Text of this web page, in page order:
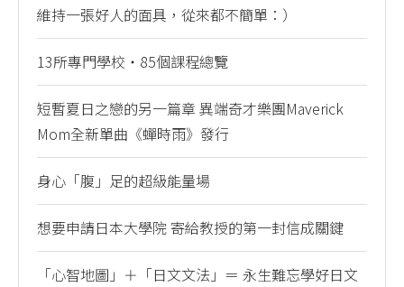
維持一張好人的面具，從來都不簡單：）
13所專門學校・85個課程總覽
短暫夏日之戀的另一篇章 異端奇才樂團Maverick
Mom全新單曲《蟬時雨》發行
身心「腹」足的超級能量場
想要申請日本大學院 寄給教授的第一封信成關鍵
「心智地圖」＋「日文文法」＝ 永生難忘學好日文